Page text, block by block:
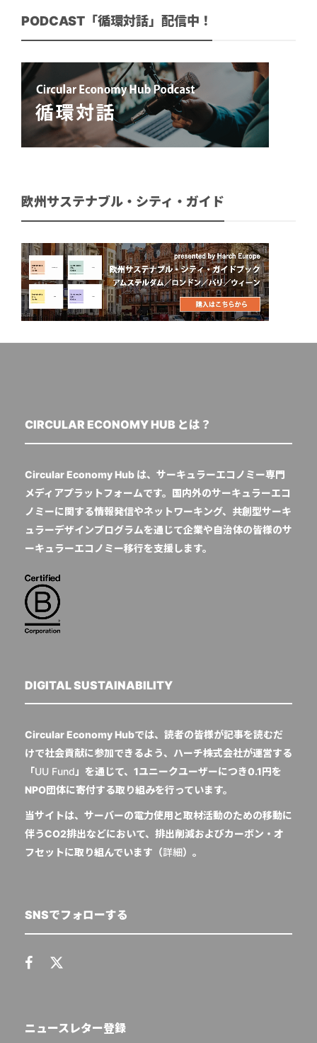
PODCAST「循環対話」配信中！
欧州サステナブル・シティ・ガイド
CIRCULAR ECONOMY HUB とは？
Circular Economy Hub は、サーキュラーエコノミー専門
メディアプラットフォームです。国内外のサーキュラーエコ
ノミーに関する情報発信やネットワーキング、共創型サーキ
ュラーデザインプログラムを通じて企業や自治体の皆様のサ
ーキュラーエコノミー移行を支援します。
DIGITAL SUSTAINABILITY
Circular Economy Hubでは、読者の皆様が記事を読むだ
けで社会貢献に参加できるよう、ハーチ株式会社が運営する
「UU Fund 」を通じて、1ユニークユーザーにつき0.1円を
NPO団体に寄付する取り組みを行っています。
当サイトは、サーバーの電力使用と取材活動のための移動に
伴うCO2排出などにおいて、排出削減およびカーボン・オ
フセットに取り組んでいます（詳細）。
SNSでフォローする
ニュースレター登録